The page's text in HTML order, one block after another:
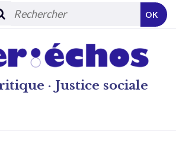
· Justice sociale
OK